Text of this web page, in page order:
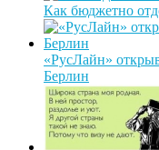
Как бюджетно
«РусЛайн»
Берлин